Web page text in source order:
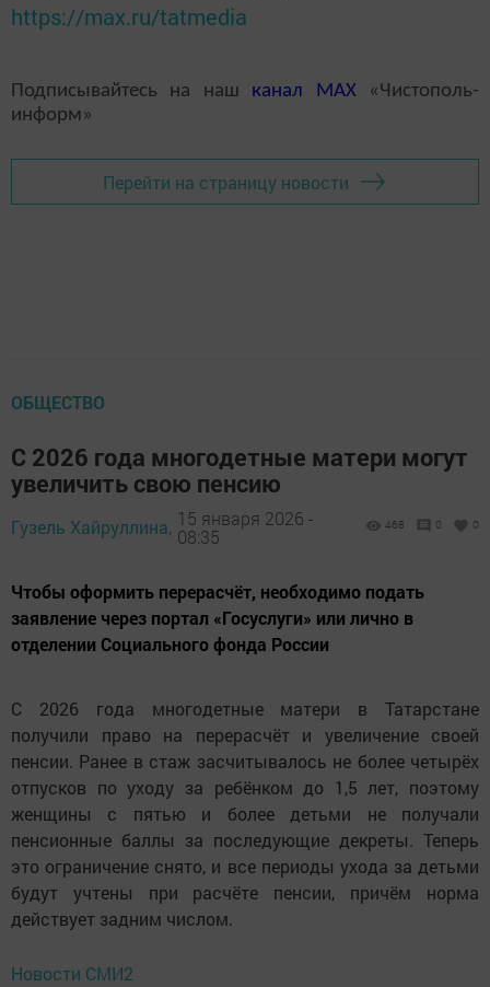
https://max.ru/tatmedia
Подписывайтесь на наш канал MAX«Чистополь-
информ»
Перейти на страницу новости
ОБЩЕСТВО
С 2026 года многодетные матери могут
увеличить свою пенсию
Гузель Хайруллина, 15 января 2026 -
08:35
468 0 0
Чтобы оформить перерасчёт, необходимо подать
заявление через портал «Госуслуги» или лично в
отделении Социального фонда России
С 2026 года многодетные матери в Татарстане
получили право на перерасчёт и увеличение своей
пенсии. Ранее в стаж засчитывалось не более четырёх
отпусков по уходу за ребёнком до 1,5 лет, поэтому
женщины с пятью и более детьми не получали
пенсионные баллы за последующие декреты. Теперь
это ограничение снято, и все периоды ухода за детьми
будут учтены при расчёте пенсии, причём норма
действует задним числом.
Новости СМИ2